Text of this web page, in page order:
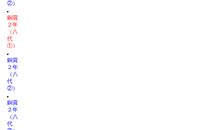
②）
銅賞
２年
（八
代
①）
銅賞
２年
（八
代
②）
銅賞
２年
（八
代